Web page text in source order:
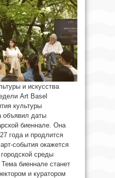
и искусства
Art Basel
культуры
объявил даты
биеннале. Она
года и продлится
события окажется
среды
Тема биеннале станет
и куратором